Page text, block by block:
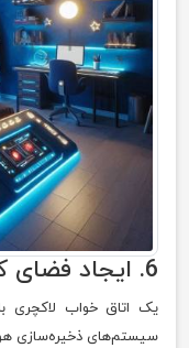
6. ایجاد فضای کاربردی و منظم
یک اتاق خواب لاکچری
سیستم‌های ذخیره‌سازی